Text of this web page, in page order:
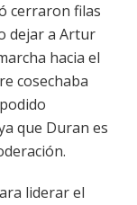
cerraron filas
dejar a Artur
hacia el
cosechaba
que Duran es
liderar el